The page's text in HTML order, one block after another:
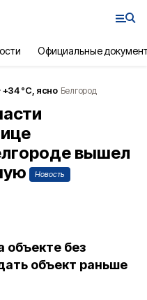
Официальные
+34°С, ясно Белгород
вышел
Новость
объекте без
объект раньше